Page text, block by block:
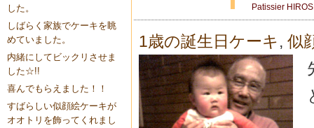
した。
しばらく家族でケーキを眺
めていました。
内緒にしてビックリさせま
した☆!!
喜んでもらえました！！
すばらしい似顔絵ケーキが
オオトリを飾ってくれまし
Patissier
1歳の誕生日ケーキ , 似